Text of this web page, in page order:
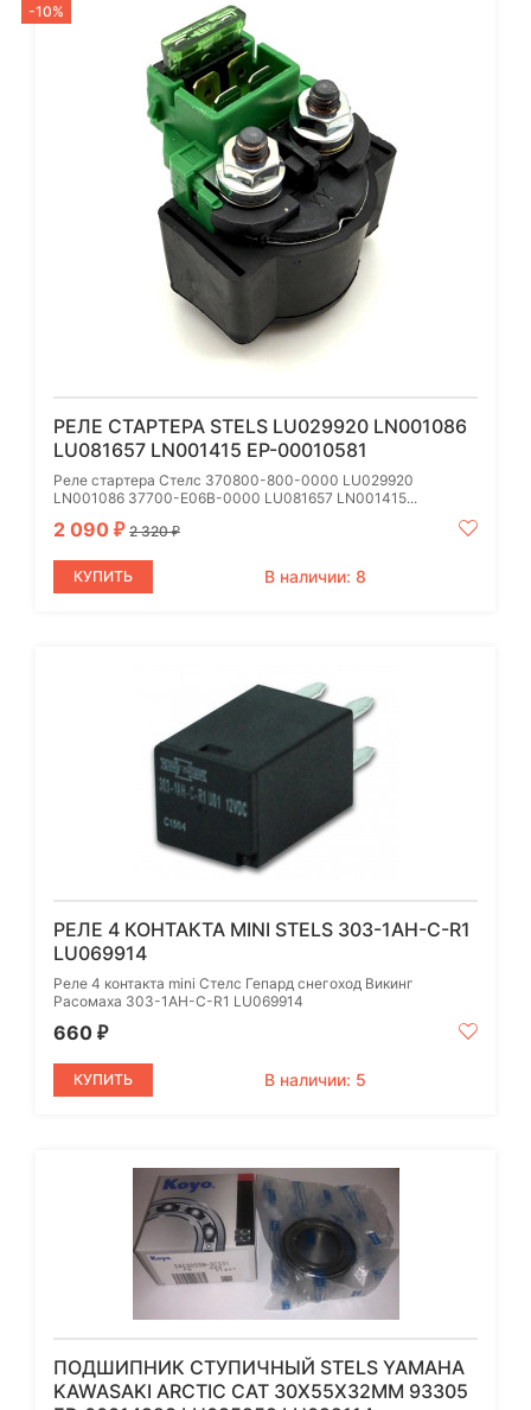
-10%
РЕЛЕ СТАРТЕРА STELS LU029920 LN001086
LU081657 LN001415 EP-00010581
Реле стартера Стелс 370800-800-0000 LU029920
LN001086 37700-E06B-0000 LU081657 LN001415...
2 090 ₽ 2 320₽
КУПИТЬ В наличии: 8
РЕЛЕ 4 КОНТАКТА MINI STELS 303-1AH-C-R1
LU069914
Реле 4 контакта mini Стелс Гепард снегоход Викинг
Расомаха 303-1AH-C-R1 LU069914
660 ₽
КУПИТЬ В наличии: 5
ПОДШИПНИК СТУПИЧНЫЙ STELS YAMAHA
KAWASAKI ARCTIC CAT 30Х55Х32ММ 93305